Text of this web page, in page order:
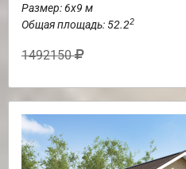
Размер: 6х9 м
Общая площадь: 52.22
1492150